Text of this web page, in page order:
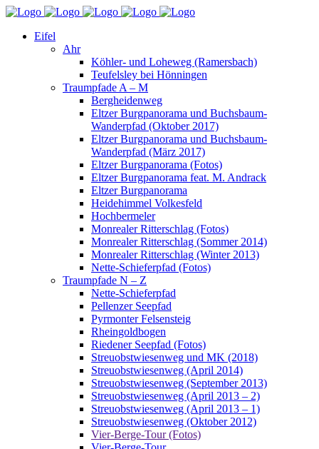
Eifel
Ahr
Köhler- und Loheweg (Ramersbach)
Teufelsley bei Hönningen
Traumpfade A – M
Bergheidenweg
Eltzer Burgpanorama und Buchsbaum-
Wanderpfad (Oktober 2017)
Eltzer Burgpanorama und Buchsbaum-
Wanderpfad (März 2017)
Eltzer Burgpanorama (Fotos)
Eltzer Burgpanorama feat. M. Andrack
Eltzer Burgpanorama
Heidehimmel Volkesfeld
Hochbermeler
Monrealer Ritterschlag (Fotos)
Monrealer Ritterschlag (Sommer 2014)
Monrealer Ritterschlag (Winter 2013)
Nette-Schieferpfad (Fotos)
Traumpfade N – Z
Nette-Schieferpfad
Pellenzer Seepfad
Pyrmonter Felsensteig
Rheingoldbogen
Riedener Seepfad (Fotos)
Streuobstwiesenweg und MK (2018)
Streuobstwiesenweg (April 2014)
Streuobstwiesenweg (September 2013)
Streuobstwiesenweg (April 2013 – 2)
Streuobstwiesenweg (April 2013 – 1)
Streuobstwiesenweg (Oktober 2012)
Vier-Berge-Tour (Fotos)